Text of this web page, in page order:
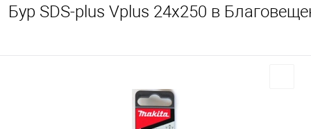
Бур SDS-plus Vplus 24х250 в